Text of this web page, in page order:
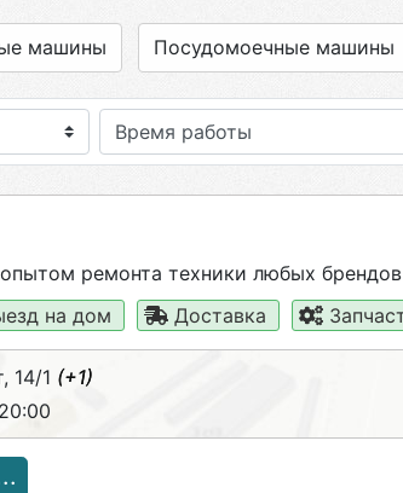
машины Посудомоечные машины
ремонта техники любых брендов
на дом Доставка
14/1 (+1)